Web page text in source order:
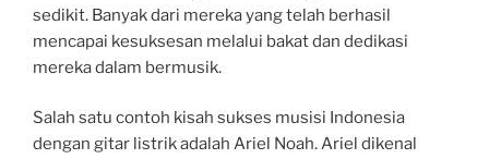
sedikit. Banyak dari mereka yang telah berhasil
mencapai kesuksesan melalui bakat dan dedikasi
mereka dalam bermusik.
Salah satu contoh kisah sukses musisi Indonesia
dengan gitar listrik adalah Ariel Noah. Ariel dikenal